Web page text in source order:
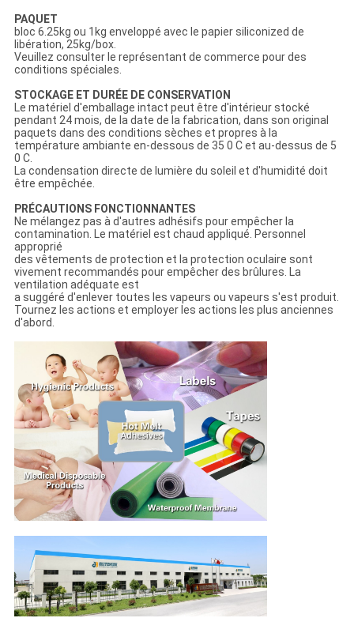
PAQUET
bloc 6.25kg ou 1kg enveloppé avec le papier siliconized de
libération, 25kg/box.
Veuillez consulter le représentant de commerce pour des
conditions spéciales.
STOCKAGE ET DURÉE DE CONSERVATION
Le matériel d'emballage intact peut être d'intérieur stocké
pendant 24 mois, de la date de la fabrication, dans son original
paquets dans des conditions sèches et propres à la
température ambiante en-dessous de 35 0 C et au-dessus de 5
0 C.
La condensation directe de lumière du soleil et d'humidité doit
être empêchée.
PRÉCAUTIONS FONCTIONNANTES
Ne mélangez pas à d'autres adhésifs pour empêcher la
contamination. Le matériel est chaud appliqué. Personnel
approprié
des vêtements de protection et la protection oculaire sont
vivement recommandés pour empêcher des brûlures. La
ventilation adéquate est
a suggéré d'enlever toutes les vapeurs ou vapeurs s'est produit.
Tournez les actions et employer les actions les plus anciennes
d'abord.